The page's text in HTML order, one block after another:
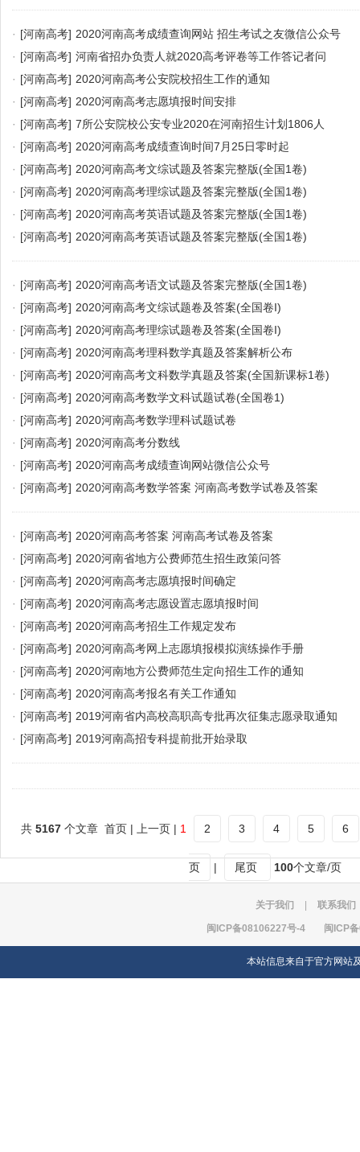
· [河南高考] 2020河南高考成绩查询网站 招生考试之友微信公众号
· [河南高考] 河南省招办负责人就2020高考评卷等工作答记者问
· [河南高考] 2020河南高考公安院校招生工作的通知
· [河南高考] 2020河南高考志愿填报时间安排
· [河南高考] 7所公安院校公安专业2020在河南招生计划1806人
· [河南高考] 2020河南高考成绩查询时间7月25日零时起
· [河南高考] 2020河南高考文综试题及答案完整版(全国1卷)
· [河南高考] 2020河南高考理综试题及答案完整版(全国1卷)
· [河南高考] 2020河南高考英语试题及答案完整版(全国1卷)
· [河南高考] 2020河南高考英语试题及答案完整版(全国1卷)
· [河南高考] 2020河南高考语文试题及答案完整版(全国1卷)
· [河南高考] 2020河南高考文综试题卷及答案(全国卷I)
· [河南高考] 2020河南高考理综试题卷及答案(全国卷I)
· [河南高考] 2020河南高考理科数学真题及答案解析公布
· [河南高考] 2020河南高考文科数学真题及答案(全国新课标1卷)
· [河南高考] 2020河南高考数学文科试题试卷(全国卷1)
· [河南高考] 2020河南高考数学理科试题试卷
· [河南高考] 2020河南高考分数线
· [河南高考] 2020河南高考成绩查询网站微信公众号
· [河南高考] 2020河南高考数学答案 河南高考数学试卷及答案
· [河南高考] 2020河南高考答案 河南高考试卷及答案
· [河南高考] 2020河南省地方公费师范生招生政策问答
· [河南高考] 2020河南高考志愿填报时间确定
· [河南高考] 2020河南高考志愿设置志愿填报时间
· [河南高考] 2020河南高考招生工作规定发布
· [河南高考] 2020河南高考网上志愿填报模拟演练操作手册
· [河南高考] 2020河南地方公费师范生定向招生工作的通知
· [河南高考] 2020河南高考报名有关工作通知
· [河南高考] 2019河南省内高校高职高专批再次征集志愿录取通知
· [河南高考] 2019河南高招专科提前批开始录取
共 5167 个文章 首页 | 上一页 | 1 2 3 4 5 6
页 | 尾页 100个文章/页
关于我们 联系我们
闽ICP备08106227号-4 闽ICP
本站信息来自于官方网站